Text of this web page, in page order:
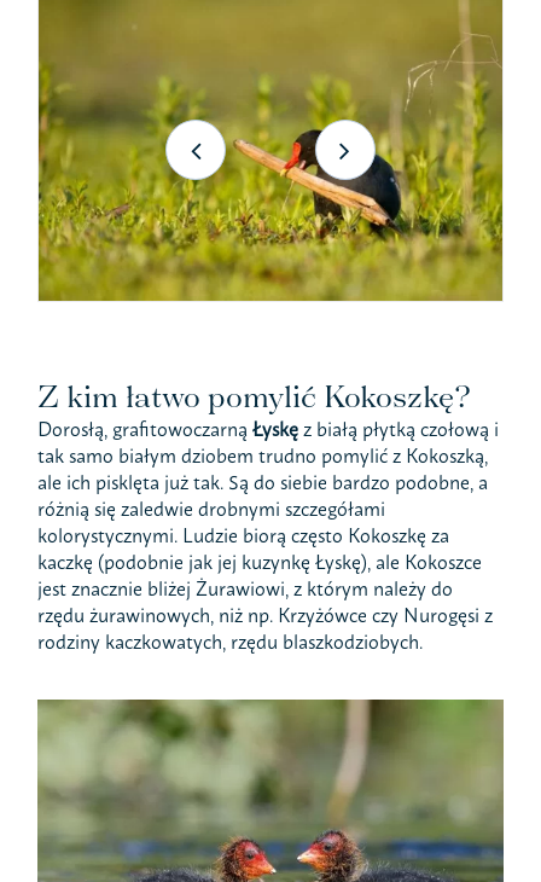
Z kim łatwo pomylić Kokoszkę?
Dorosłą, grafitowoczarnąŁyskę z białą płytką czołową i
tak samo białym dziobem trudno pomylić z Kokoszką,
ale ich pisklęta już tak. Są do siebie bardzo podobne, a
różnią się zaledwie drobnymi szczegółami
kolorystycznymi. Ludzie biorą często Kokoszkę za
kaczkę (podobnie jak jej kuzynkę Łyskę), ale Kokoszce
jest znacznie bliżej Żurawiowi, z którym należy do
rzędu żurawinowych, niż np. Krzyżówce czy Nurogęsi z
rodziny kaczkowatych, rzędu blaszkodziobych.